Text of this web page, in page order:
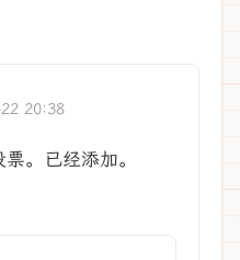
20:38
。已经添加。